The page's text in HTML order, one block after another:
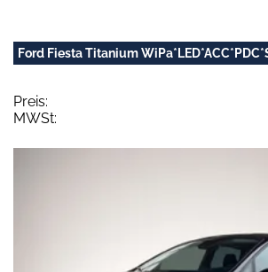
Ford Fiesta Titanium
Preis:
MWSt: